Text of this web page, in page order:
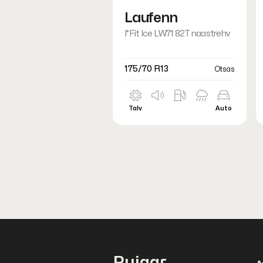
Laufenn
I*Fit Ice LW71 82T naastrehv
175/70 R13 Otsas
Talv Auto